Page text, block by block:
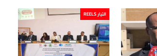
التيار REELS